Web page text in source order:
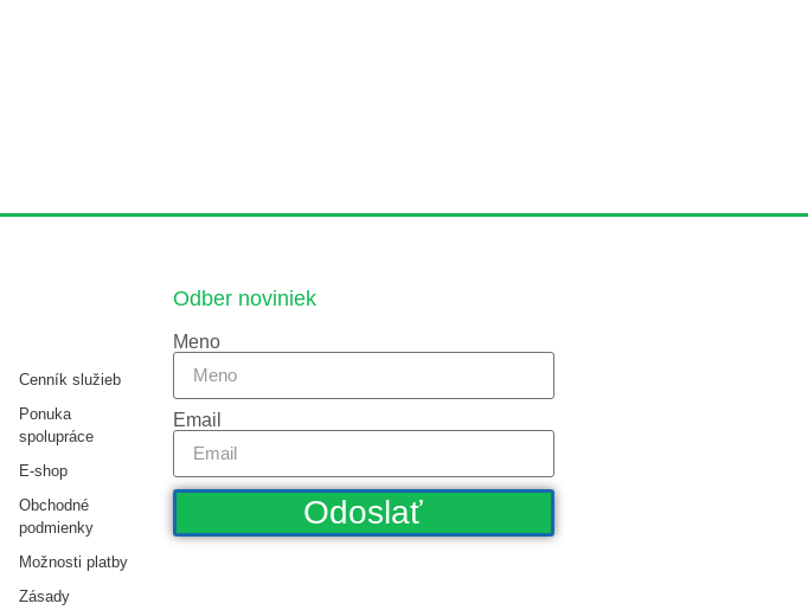
Cenník služieb
Ponuka
spolupráce
E-shop
Obchodné
podmienky
Možnosti platby
Zásady
Odber noviniek
Meno
Email
Odoslať